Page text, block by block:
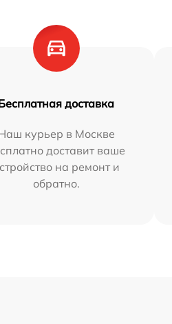
доставка
курьер в Москве
доставит ваше
на ремонт и
обратно.